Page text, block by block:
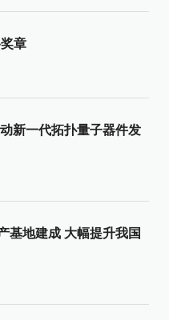
章
新一代拓扑量子器件发
基地建成 大幅提升我国